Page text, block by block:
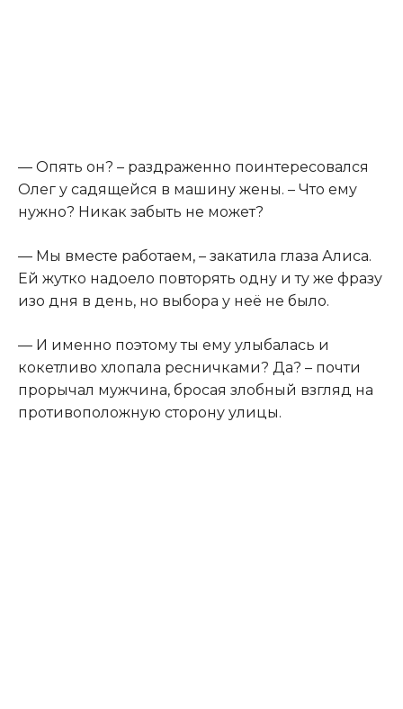
— Опять он? – раздраженно поинтересовался
Олег у садящейся в машину жены. – Что ему
нужно? Никак забыть не может?
— Мы вместе работаем, – закатила глаза Алиса.
Ей жутко надоело повторять одну и ту же фразу
изо дня в день, но выбора у неё не было.
— И именно поэтому ты ему улыбалась и
кокетливо хлопала ресничками? Да? – почти
прорычал мужчина, бросая злобный взгляд на
противоположную сторону улицы.